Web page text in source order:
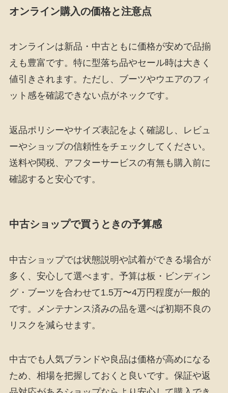
オンライン購入の価格と注意点
オンラインは新品・中古ともに価格が安めで品揃
えも豊富です。特に型落ち品やセール時は大きく
値引きされます。ただし、ブーツやウエアのフィ
ット感を確認できない点がネックです。
返品ポリシーやサイズ表記をよく確認し、レビュ
ーやショップの信頼性をチェックしてください。
送料や関税、アフターサービスの有無も購入前に
確認すると安心です。
中古ショップで買うときの予算感
中古ショップでは状態説明や試着ができる場合が
多く、安心して選べます。予算は板・ビンディン
グ・ブーツを合わせて1.5万〜4万円程度が一般的
です。メンテナンス済みの品を選べば初期不良の
リスクを減らせます。
中古でも人気ブランドや良品は価格が高めになる
ため、相場を把握しておくと良いです。保証や返